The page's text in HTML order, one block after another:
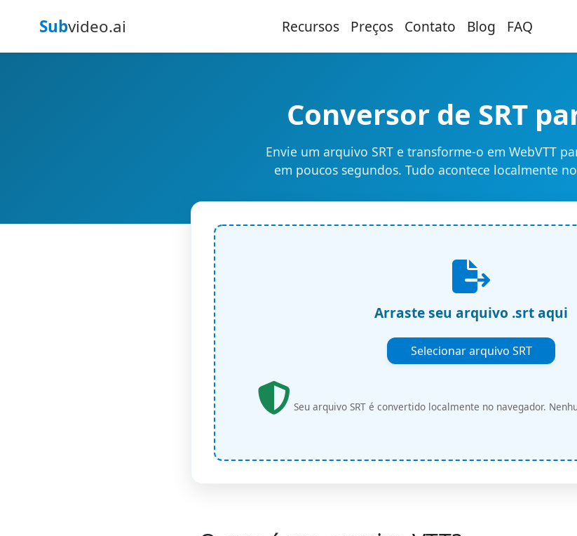
Subvideo.ai Recursos Preços Contato Blog FAQ
Conversor de SRT
Envie um arquivo SRT e transforme-o em WebVTT
em poucos segundos. Tudo acontece localmente
Arraste seu arquivo .srt aqui
Selecionar arquivo SRT
Seu arquivo SRT é convertido localmente no navegador.